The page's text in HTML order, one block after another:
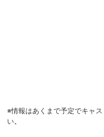
※情報はあくまで予定でキャ
い。